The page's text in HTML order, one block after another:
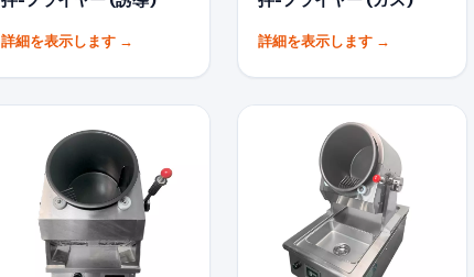
詳細を表示します → 詳細を表示します →